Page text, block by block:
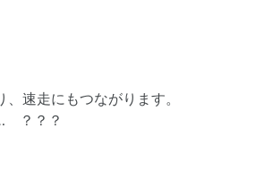
速走にもつながります。
？？？